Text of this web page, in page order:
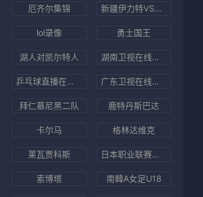
厄齐尔集锦 新疆伊力特VS广东东阳光直播
lol录像 勇士国王
湖人对凯尔特人 湖南卫视在线直播观看
乒乓球直播在线观看 广东卫视在线直播
拜仁慕尼黑二队 鹿特丹斯巴达
卡尔马 格林达维克
莱瓦贾科斯 日本职业联赛第一队伍
索博塔 南韓A女足U18